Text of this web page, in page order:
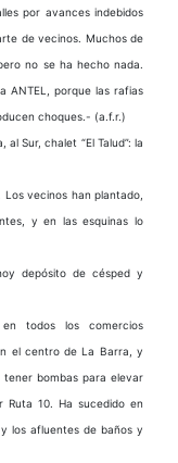
por avances indebidos
de vecinos. Muchos de
no se ha hecho nada.
ANTEL, porque las rafias
choques.- (a.f.r.)
Sur, chalet “El Talud”: la
vecinos han plantado,
y en las esquinas lo
depósito de césped y
todos los comercios
el centro de La Barra, y
tener bombas para elevar
10. Ha sucedido en
los afluentes de baños y